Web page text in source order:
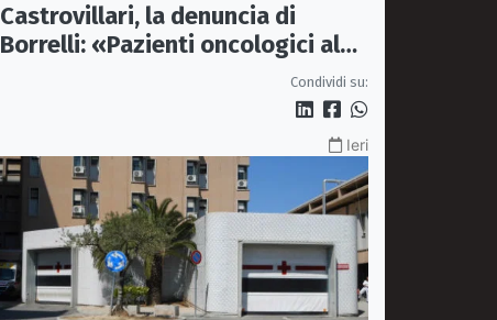
Castrovillari, la denuncia di
Borrelli: «Pazienti oncologici al
Condividi su:
Ieri